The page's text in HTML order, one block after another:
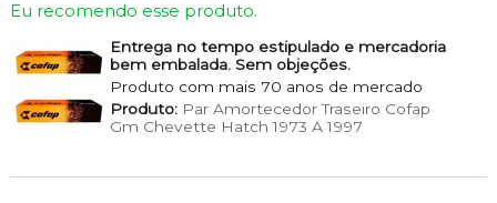
Eu recomendo esse produto.
Entrega no tempo estipulado e mercadoria
bem embalada. Sem objeções.
Produto com mais 70 anos de mercado
Produto:Par Amortecedor Traseiro Cofap
Gm Chevette Hatch 1973 A 1997